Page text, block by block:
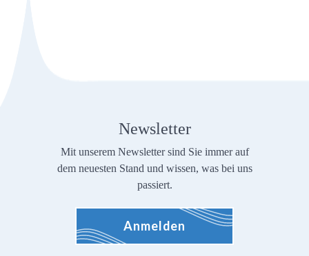
Newsletter
Mit unserem Newsletter sind Sie immer auf
dem neuesten Stand und wissen, was bei uns
passiert.
Anmelden